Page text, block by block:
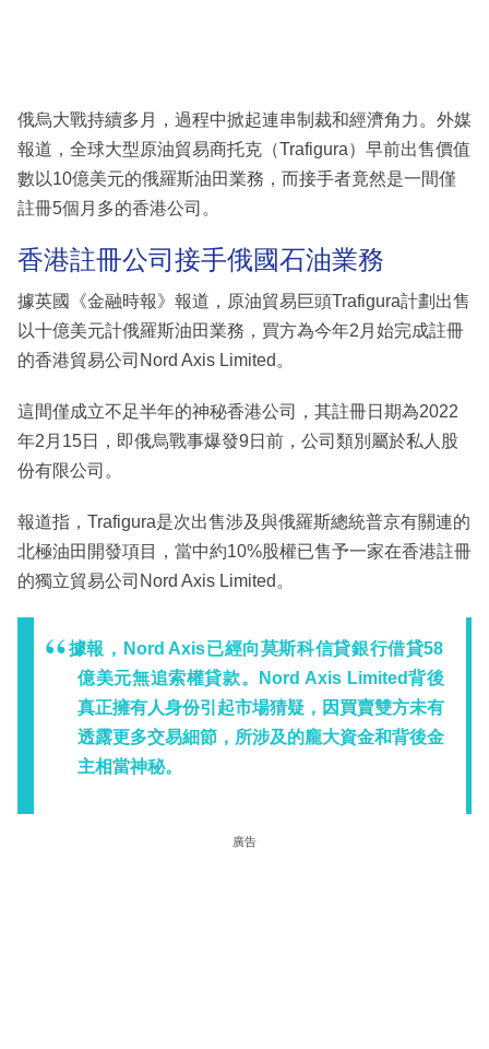
俄烏大戰持續多月，過程中掀起連串制裁和經濟角力。外媒
報道，全球大型原油貿易商托克（Trafigura）早前出售價值
數以10億美元的俄羅斯油田業務，而接手者竟然是一間僅
註冊5個月多的香港公司。
香港註冊公司接手俄國石油業務
據英國《金融時報》報道，原油貿易巨頭Trafigura計劃出售
以十億美元計俄羅斯油田業務，買方為今年2月始完成註冊
的香港貿易公司Nord Axis Limited。
這間僅成立不足半年的神秘香港公司，其註冊日期為2022
年2月15日，即俄烏戰事爆發9日前，公司類別屬於私人股
份有限公司。
報道指，Trafigura是次出售涉及與俄羅斯總統普京有關連的
北極油田開發項目，當中約10%股權已售予一家在香港註冊
的獨立貿易公司Nord Axis Limited。
據報，Nord Axis已經向莫斯科信貸銀行借貸58
億美元無追索權貸款。Nord Axis Limited背後
真正擁有人身份引起市場猜疑，因買賣雙方未有
透露更多交易細節，所涉及的龐大資金和背後金
主相當神秘。
廣告